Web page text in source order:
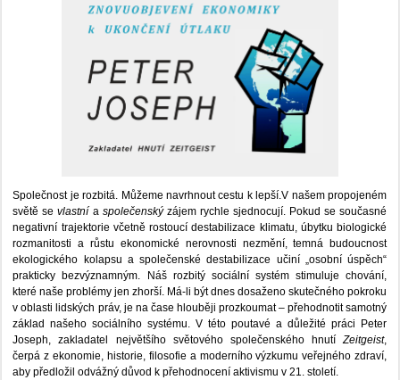
Společnost je rozbitá. Můžeme navrhnout cestu k lepší.V našem propojeném
světě sevlastní a společenskýzájem rychle sjednocují. Pokud se současné
negativní trajektorie včetně rostoucí destabilizace klimatu, úbytku biologické
rozmanitosti a růstu ekonomické nerovnosti nezmění, temná budoucnost
ekologického kolapsu a společenské destabilizace učiní „osobní úspěch“
prakticky bezvýznamným. Náš rozbitý sociální systém stimuluje chování,
které naše problémy jen zhorší. Má-li být dnes dosaženo skutečného pokroku
v oblasti lidských práv, je na čase hlouběji prozkoumat – přehodnotit samotný
základ našeho sociálního systému. V této poutavé a důležité práci Peter
Joseph, zakladatel největšího světového společenského hnutíZeitgeist,
čerpá z ekonomie, historie, filosofie a moderního výzkumu veřejného zdraví,
aby předložil odvážný důvod k přehodnocení aktivismu v 21. století.